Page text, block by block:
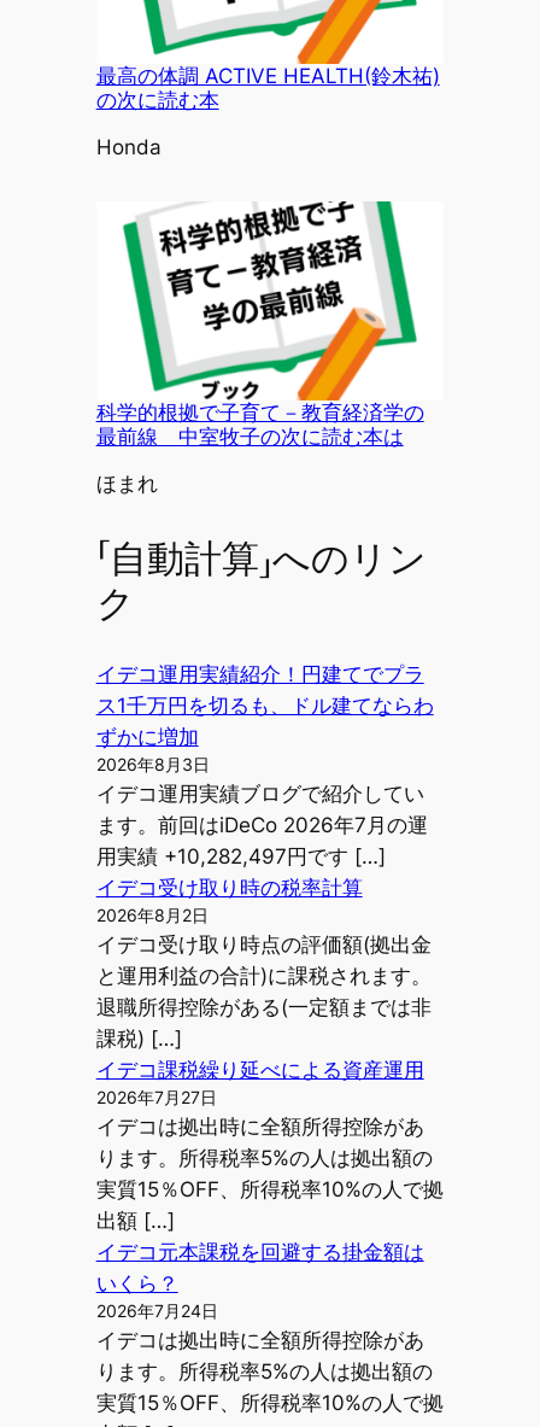
最高の体調 ACTIVE HEALTH(鈴木祐)
の次に読む本
投稿者
Honda
科学的根拠で子育て－教育経済学の
最前線 中室牧子の次に読む本は
投稿者
ほまれ
「自動計算」へのリン
ク
イデコ運用実績紹介！円建てでプラ
ス1千万円を切るも、ドル建てならわ
ずかに増加
2026年8月3日
イデコ運用実績ブログで紹介してい
ます。前回はiDeCo 2026年7月の運
用実績 +10,282,497円です […]
イデコ受け取り時の税率計算
2026年8月2日
イデコ受け取り時点の評価額(拠出金
と運用利益の合計)に課税されます。
退職所得控除がある(一定額までは非
課税) […]
イデコ課税繰り延べによる資産運用
2026年7月27日
イデコは拠出時に全額所得控除があ
ります。所得税率5%の人は拠出額の
実質15％OFF、所得税率10%の人で拠
出額 […]
イデコ元本課税を回避する掛金額は
いくら？
2026年7月24日
イデコは拠出時に全額所得控除があ
ります。所得税率5%の人は拠出額の
実質15％OFF、所得税率10%の人で拠